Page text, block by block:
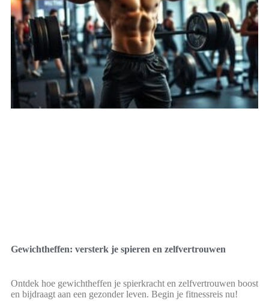
Gewichtheffen: versterk je spieren en zelfvertrouwen
Ontdek hoe gewichtheffen je spierkracht en zelfvertrouwen boost
en bijdraagt aan een gezonder leven. Begin je fitnessreis nu!